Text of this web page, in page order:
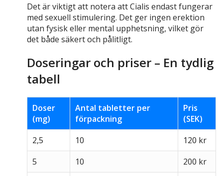
Det är viktigt att notera att Cialis endast fungerar
med sexuell stimulering. Det ger ingen erektion
utan fysisk eller mental upphetsning, vilket gör
det både säkert och pålitligt.
Doseringar och priser – En tydlig
tabell
Doser
(mg)
Antal tabletter per
förpackning
Pris
(SEK)
2,5
10
120 kr
5
10
200 kr